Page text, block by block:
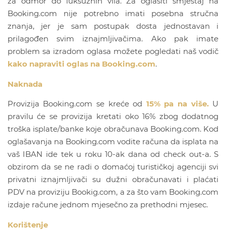
Booking.com nije potrebno imati posebna stručna
znanja, jer je sam postupak dosta jednostavan i
prilagođen svim iznajmljivačima. Ako pak imate
problem sa izradom oglasa možete pogledati naš vodič
kako napraviti oglas na Booking.com.
Naknada
Provizija Booking.com se kreće od 15% pa na više. U
pravilu će se provizija kretati oko 16% zbog dodatnog
troška isplate/banke koje obračunava Booking.com. Kod
oglašavanja na Booking.com vodite računa da isplata na
vaš IBAN ide tek u roku 10-ak dana od check out-a. S
obzirom da se ne radi o domaćoj turističkoj agenciji svi
privatni iznajmljivači su dužni obračunavati i plaćati
PDV na proviziju Bookig.com, a za što vam Booking.com
izdaje račune jednom mjesečno za prethodni mjesec.
Korištenje